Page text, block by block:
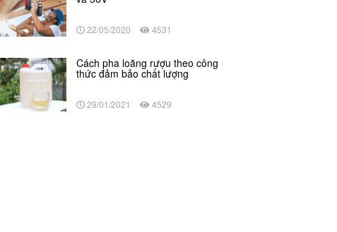
22/05/2020 4531
Cách pha loãng rượu theo công
thức đảm bảo chất lượng
29/01/2021 4529